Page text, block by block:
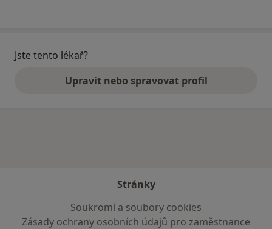
Jste tento lékař?
Upravit nebo spravovat profil
Stránky
Soukromí a soubory cookies
Zásady ochrany osobních údajů pro zaměstnance